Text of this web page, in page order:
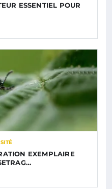
ESSENTIEL POUR
EXEMPLAIRE